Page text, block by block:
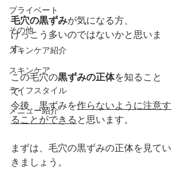
プライベート
その他
スキンケア紹介
スキンケア
ライフスタイル
メニュー紹介
毛穴の黒ずみが気になる方、
けっこう多いのではないかと思いま
す。
この毛穴の黒ずみの正体を知ること
で、
今後、黒ずみを作らないように注意す
ることができる と思います。
まずは、毛穴の黒ずみの正体を見てい
きましょう。